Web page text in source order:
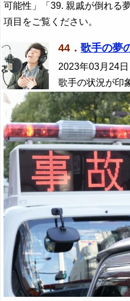
可能性」「39. 親戚が倒れる
項目をご覧ください。
44． 歌手の夢
2023年03月24日
歌手の状況が印